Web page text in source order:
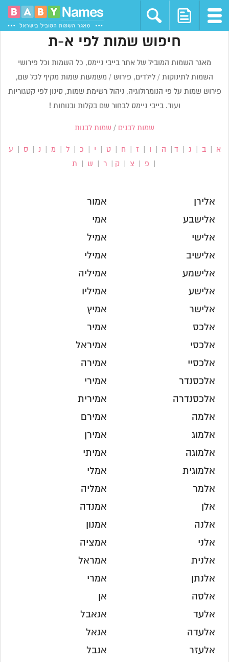
חיפוש שמות לפי א-ת
מאגר השמות המוביל של אתר בייבי ניימס, כל השמות וכל פירושי
השמות לתינוקות / לילדים, פירוש / משמעות שמות מקיף לכל שם,
פירוש שמות על פי הנומרולוגיה, ניהול רשימת שמות, סינון לפי קטגוריות
ועוד. בייבי ניימס לבחור שם בקלות ובנוחות !
שמות לבנים / שמות לבנות
א |ב ג |ד ה |ז ח |ט י כ |ל מ נ ס ע
פ צ |ק |ר ש ת
אלירן
אלישבע
אלישי
אלישיב
אלישמע
אלישע
אלישר
אלכס
אלכסי
אלכסיי
אלכסנדר
אלכסנדרה
אלמה
אלמוג
אלמוגה
אלמוגית
אלמר
אלן
אלנה
אלני
אלנית
אלנתן
אלסה
אלעד
אלעדה
אלעזר
אמור
אמי
אמיל
אמילי
אמיליה
אמיליו
אמיץ
אמיר
אמיראל
אמירה
אמירי
אמירית
אמירם
אמירן
אמיתי
אמלי
אמליה
אמנדה
אמנון
אמציה
אמראל
אמרי
אן
אנאבל
אנאל
אנבל